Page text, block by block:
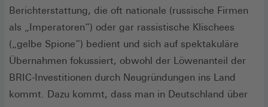
Berichterstattung, die oft nationale (russische Firmen
als „Imperatoren“) oder gar rassistische Klischees
(„gelbe Spione“) bedient und sich auf spektakuläre
Übernahmen fokussiert, obwohl der Löwenanteil der
BRIC-Investitionen durch Neugründungen ins Land
kommt. Dazu kommt, dass man in Deutschland über